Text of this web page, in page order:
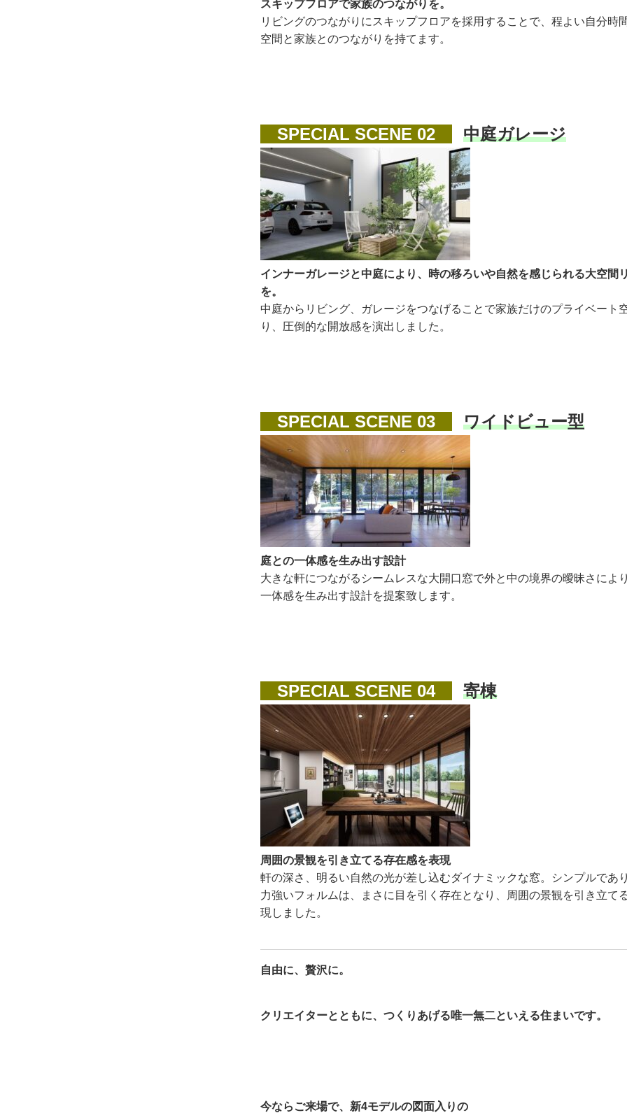
スキップフロアで家族のつながりを。
リビングのつながりにスキップフロアを採用することで、程よい自分時
空間と家族とのつながりを持てます。
SPECIAL SCENE 02 中庭ガレージ
インナーガレージと中庭により、時の移ろいや自然を感じられる大空間
を。
中庭からリビング、ガレージをつなげることで家族だけのプライベート
り、圧倒的な開放感を演出しました。
SPECIAL SCENE 03 ワイドビュー型
庭との一体感を生み出す設計
大きな軒につながるシームレスな大開口窓で外と中の境界の曖昧さによ
一体感を生み出す設計を提案致します。
SPECIAL SCENE 04 寄棟
周囲の景観を引き立てる存在感を表現
軒の深さ、明るい自然の光が差し込むダイナミックな窓。シンプルであ
力強いフォルムは、まさに目を引く存在となり、周囲の景観を引き立て
現しました。
自由に、贅沢に。
クリエイターとともに、つくりあげる唯一無二といえる住まいです。
今ならご来場で、新4モデルの図面入りの